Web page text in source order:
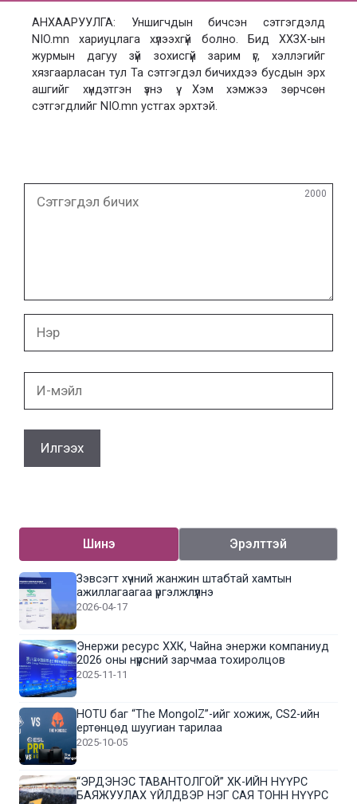
АНХААРУУЛГА: Уншигчдын бичсэн сэтгэгдэлд
NIO.mn хариуцлага хүлээхгүй болно. Бид ХХЗХ-ын
журмын дагуу зүй зохисгүй зарим үг, хэллэгийг
хязгаарласан тул Та сэтгэгдэл бичихдээ бусдын эрх
ашгийг хүндэтгэн үзнэ үү. Хэм хэмжээ зөрчсөн
сэтгэгдлийг NIO.mn устгах эрхтэй.
2000
мэйл
Шинэ Эрэлттэй
Зэвсэгт хүчний жанжин штабтай хамтын
ажиллагаагаа үргэлжлүүлнэ
2026-04-17
Энержи ресурс ХХК, Чайна энержи компаниуд
2026 оны нүүрсний зарчмаа тохиролцов
2025-11-11
HOTU баг “The MongolZ”-ийг хожиж, CS2-ийн
ертөнцөд шуугиан тарилаа
2025-10-05
“ЭРДЭНЭС ТАВАНТОЛГОЙ” ХК-ИЙН НҮҮРС
БАЯЖУУЛАХ ҮЙЛДВЭР НЭГ САЯ ТОНН НҮҮРС